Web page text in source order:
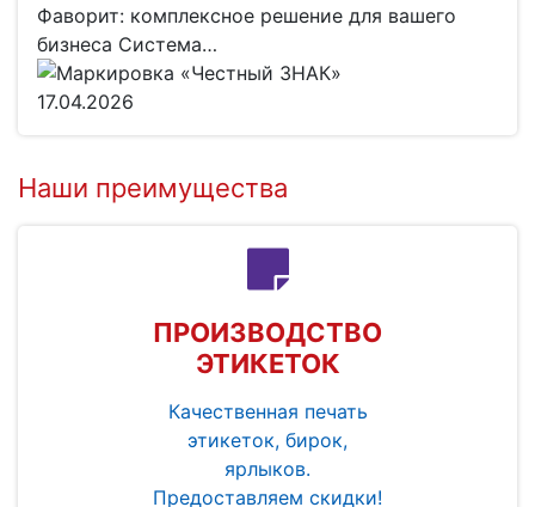
Фаворит: комплексное решение для вашего
бизнеса Система…
17.04.2026
Наши преимущества
ПРОИЗВОДСТВО
ЭТИКЕТОК
Качественная печать
этикеток, бирок,
ярлыков.
Предоставляем скидки!